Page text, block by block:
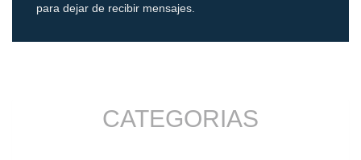
para dejar de recibir mensajes.
CATEGORIAS